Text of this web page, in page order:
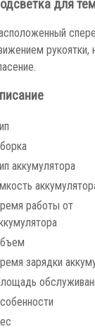
для
рукоятки,
аккумулятора
работы от
зарядки